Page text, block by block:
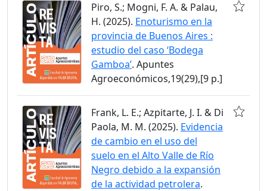
Piro, S.; Mogni, F. A. & Palau,
H. (2025). Enoturismo en la
provincia de Buenos Aires :
estudio del caso ‘Bodega
Gamboa’. Apuntes
Agroeconómicos,19(29),[9 p.]
Frank, L. E.; Azpitarte, J. I. & Di
Paola, M. M. (2025). Evidencia
de cambio en el uso del
suelo en el Alto Valle de Río
Negro debido a la expansión
de la actividad petrolera.